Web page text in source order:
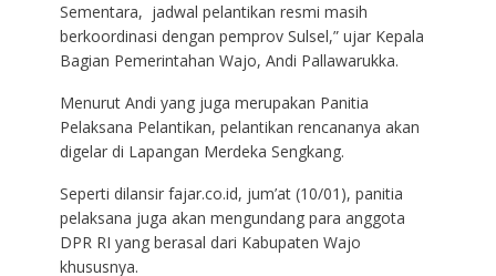
Sementara, jadwal pelantikan resmi masih
berkoordinasi dengan pemprov Sulsel,” ujar Kepala
Bagian Pemerintahan Wajo, Andi Pallawarukka.
Menurut Andi yang juga merupakan Panitia
Pelaksana Pelantikan, pelantikan rencananya akan
digelar di Lapangan Merdeka Sengkang.
Seperti dilansir fajar.co.id, jum’at (10/01), panitia
pelaksana juga akan mengundang para anggota
DPR RI yang berasal dari Kabupaten Wajo
khususnya.